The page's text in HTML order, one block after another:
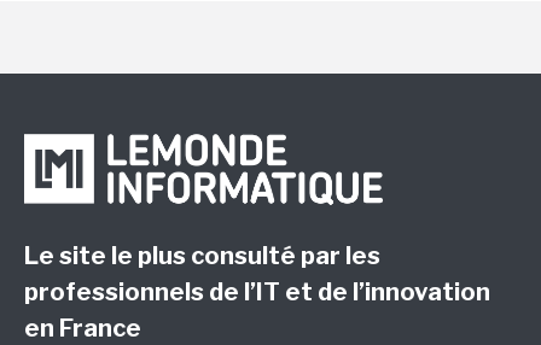
Le site le plus consulté par les
professionnels de l’IT et de l’innovation
en France